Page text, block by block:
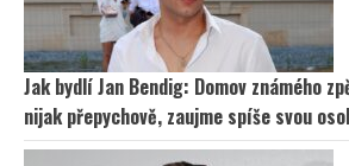
Jak bydlí Jan Bendig: Domov známého
nijak přepychově, zaujme spíše svou